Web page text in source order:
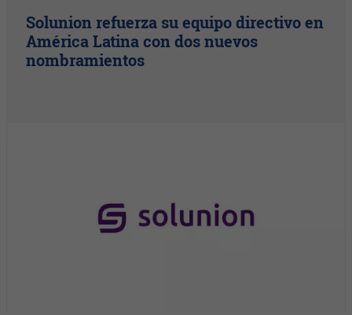
Solunion refuerza su equipo directivo en
América Latina con dos nuevos
nombramientos